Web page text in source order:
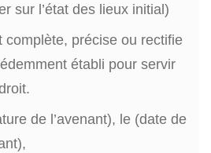
sur l’état des lieux initial)
complète, précise ou rectifie
établi pour servir
de l’avenant), le (date de